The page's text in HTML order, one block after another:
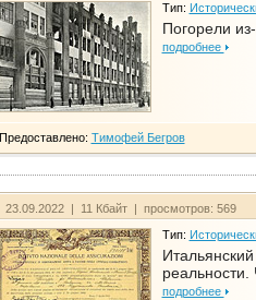
Тип:
Погорели
подробнее
Предоставлено: Тимофей Бегров
23.09.2022 | 11 Кбайт | просмотров: 569
Тип:
реальности.
подробнее